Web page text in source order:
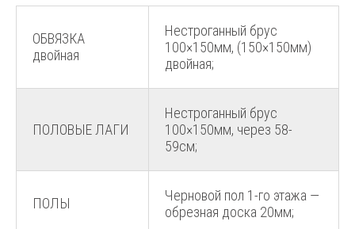
ОБВЯЗКА
двойная
Нестроганный брус
100×150мм, (150×150мм)
двойная;
ПОЛОВЫЕ ЛАГИ
Нестроганный брус
100×150мм, через 58-
59см;
ПОЛЫ
Черновой пол 1-го этажа —
обрезная доска 20мм;